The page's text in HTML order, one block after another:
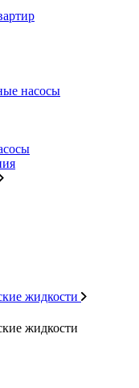
насосы
жидкости
жидкости